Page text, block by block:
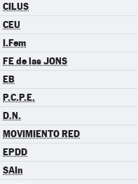
CILUS
CEU
I.Fem
FE de las JONS
EB
P.C.P.E.
D.N.
MOVIMIENTO RED
EPDD
SAIn